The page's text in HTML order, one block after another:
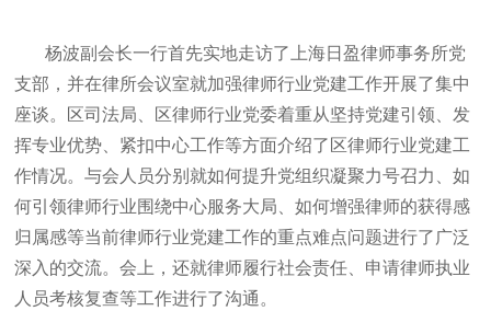
杨波副会长一行首先实地走访了上海日盈律师事务所党
支部，并在律所会议室就加强律师行业党建工作开展了集中
座谈。区司法局、区律师行业党委着重从坚持党建引领、发
挥专业优势、紧扣中心工作等方面介绍了区律师行业党建工
作情况。与会人员分别就如何提升党组织凝聚力号召力、如
何引领律师行业围绕中心服务大局、如何增强律师的获得感
归属感等当前律师行业党建工作的重点难点问题进行了广泛
深入的交流。会上，还就律师履行社会责任、申请律师执业
人员考核复查等工作进行了沟通。